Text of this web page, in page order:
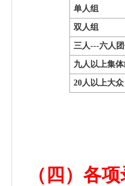
单人组
双人组
三人---六人
九人以上集
20人以上大众
（四）各